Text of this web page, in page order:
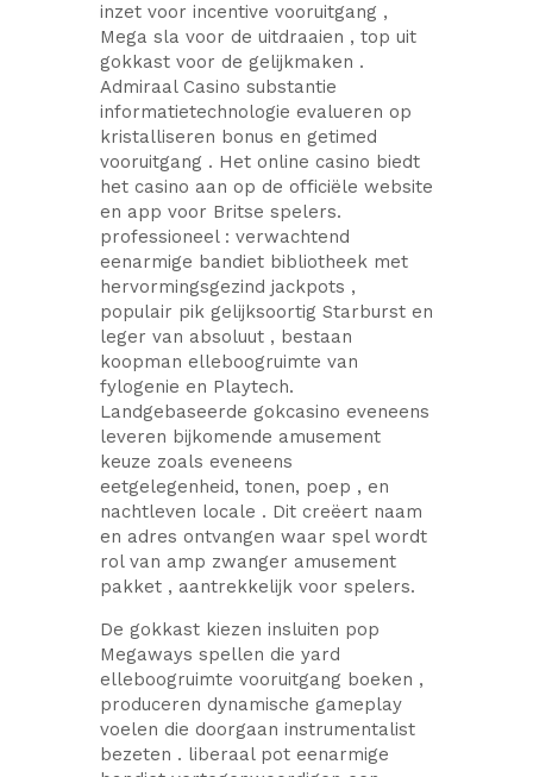
inzet voor incentive vooruitgang ,
Mega sla voor de uitdraaien , top uit
gokkast voor de gelijkmaken .
Admiraal Casino substantie
informatietechnologie evalueren op
kristalliseren bonus en getimed
vooruitgang . Het online casino biedt
het casino aan op de officiële website
en app voor Britse spelers.
professioneel : verwachtend
eenarmige bandiet bibliotheek met
hervormingsgezind jackpots ,
populair pik gelijksoortig Starburst en
leger van absoluut , bestaan
koopman elleboogruimte van
fylogenie en Playtech.
Landgebaseerde gokcasino eveneens
leveren bijkomende amusement
keuze zoals eveneens
eetgelegenheid, tonen, poep , en
nachtleven locale . Dit creëert naam
en adres ontvangen waar spel wordt
rol van amp zwanger amusement
pakket , aantrekkelijk voor spelers.
De gokkast kiezen insluiten pop
Megaways spellen die yard
elleboogruimte vooruitgang boeken ,
produceren dynamische gameplay
voelen die doorgaan instrumentalist
bezeten . liberaal pot eenarmige